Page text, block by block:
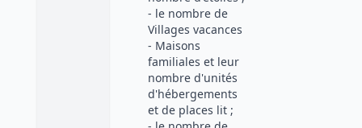
- le nombre de
Villages vacances
- Maisons
familiales et leur
nombre d'unités
d'hébergements
et de places lit ;